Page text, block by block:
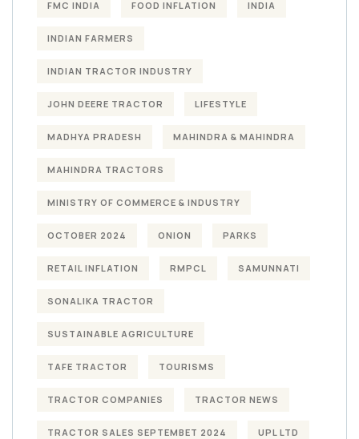
FMC INDIA FOOD INFLATION INDIA
INDIAN FARMERS
INDIAN TRACTOR INDUSTRY
JOHN DEERE TRACTOR LIFESTYLE
MADHYA PRADESH MAHINDRA & MAHINDRA
MAHINDRA TRACTORS
MINISTRY OF COMMERCE & INDUSTRY
OCTOBER 2024 ONION PARKS
RETAIL INFLATION RMPCL SAMUNNATI
SONALIKA TRACTOR
SUSTAINABLE AGRICULTURE
TAFE TRACTOR TOURISMS
TRACTOR COMPANIES TRACTOR NEWS
TRACTOR SALES SEPTEMBET 2024 UPL LTD